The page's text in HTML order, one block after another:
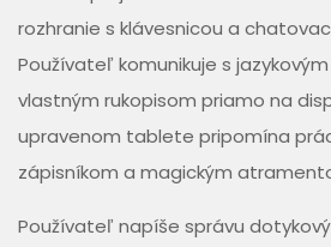
rozhranie s klávesnicou a
Používateľ komunikuje s
vlastným rukopisom priamo na
upravenom tablete pripomína
zápisníkom a magickým
Používateľ napíše správu